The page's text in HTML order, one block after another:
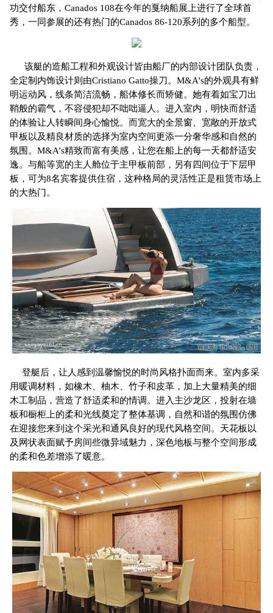
功交付船东，Canados 108在今年的戛纳船展上进行了全球首
秀，一同参展的还有热门的Canados 86-120系列的多个船型。
该艇的造船工程和外观设计皆由船厂的内部设计团队负责，
全定制内饰设计则由Cristiano Gatto操刀。M&A's的外观具有鲜
明运动风，线条简洁流畅，船体修长而矫健。她有着如宝刀出
鞘般的霸气，不容侵犯却不咄咄逼人。进入室内，明快而舒适
的体验让人转瞬间身心愉悦。而宽大的全景窗、宽敞的开放式
甲板以及精良材质的选择为室内空间更添一分奢华感和自然的
氛围。M&A's精致而富有美感，让您在船上的每一天都舒适安
逸。与船等宽的主人舱位于主甲板前部，另有四间位于下层甲
板，可为8名宾客提供住宿，这种格局的灵活性正是租赁市场上
的大热门。
登艇后，让人感到温馨愉悦的时尚风格扑面而来。室内多采
用暖调材料，如橡木、柚木、竹子和皮革，加上大量精美的细
木工制品，营造了舒适柔和的情调。进入主沙龙区，投射在墙
板和橱柜上的柔和光线奠定了整体基调，自然和谐的氛围仿佛
在迎接您来到这个采光和通风良好的现代风格空间。天花板以
及网状表面赋予房间些微异域魅力，深色地板与整个空间形成
的柔和色差增添了暖意。